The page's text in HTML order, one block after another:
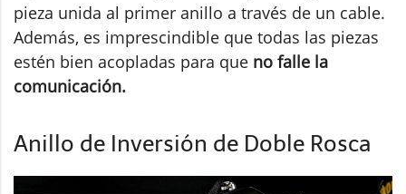
pieza unida al primer anillo a través de un cable.
Además, es imprescindible que todas las piezas
estén bien acopladas para que no falle la
comunicación.
Anillo de Inversión de Doble Rosca